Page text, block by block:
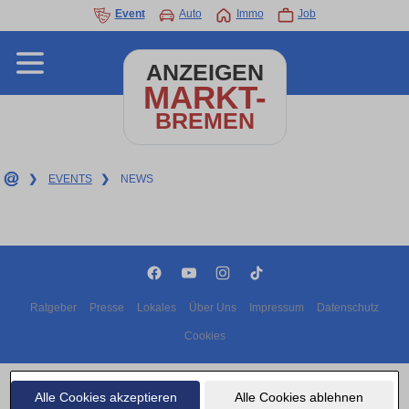
Alle Cookies akzeptieren Alle Cookies ablehnen
Event Auto Immo Job
ANZEIGEN
MARKT-
BREMEN
❯ EVENTS ❯ NEWS
Ratgeber Presse Lokales Über Uns Impressum Datenschutz
Cookies